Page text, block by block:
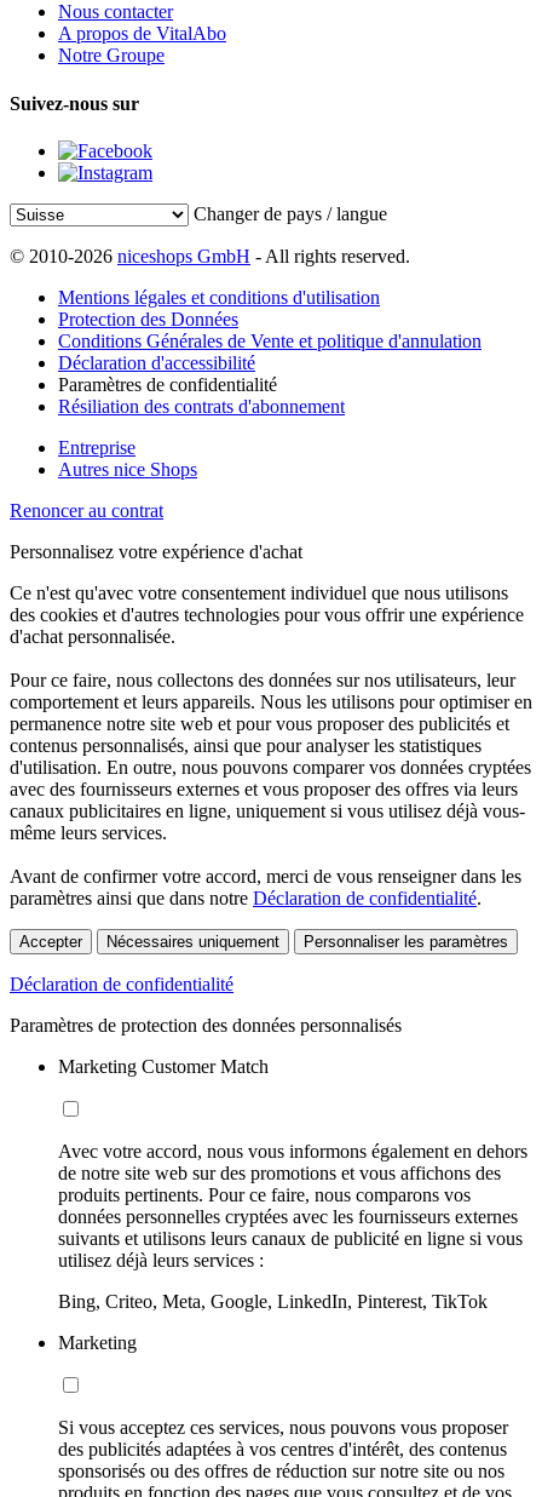
Nous contacter
A propos de VitalAbo
Notre Groupe
Suivez-nous sur
Changer de pays / langue
© 2010-2026 niceshops GmbH - All rights reserved.
Mentions légales et conditions d'utilisation
Protection des Données
Conditions Générales de Vente et politique d'annulation
Déclaration d'accessibilité
Paramètres de confidentialité
Résiliation des contrats d'abonnement
Entreprise
Autres nice Shops
Renoncer au contrat
Personnalisez votre expérience d'achat
Ce n'est qu'avec votre consentement individuel que nous utilisons
des cookies et d'autres technologies pour vous offrir une expérience
d'achat personnalisée.
Pour ce faire, nous collectons des données sur nos utilisateurs, leur
comportement et leurs appareils. Nous les utilisons pour optimiser en
permanence notre site web et pour vous proposer des publicités et
contenus personnalisés, ainsi que pour analyser les statistiques
d'utilisation. En outre, nous pouvons comparer vos données cryptées
avec des fournisseurs externes et vous proposer des offres via leurs
canaux publicitaires en ligne, uniquement si vous utilisez déjà vous-
même leurs services.
Avant de confirmer votre accord, merci de vous renseigner dans les
paramètres ainsi que dans notre Déclaration de confidentialité.
Accepter Nécessaires uniquement Personnaliser les paramètres
Déclaration de confidentialité
Paramètres de protection des données personnalisés
Marketing Customer Match
Avec votre accord, nous vous informons également en dehors
de notre site web sur des promotions et vous affichons des
produits pertinents. Pour ce faire, nous comparons vos
données personnelles cryptées avec les fournisseurs externes
suivants et utilisons leurs canaux de publicité en ligne si vous
utilisez déjà leurs services :
Bing, Criteo, Meta, Google, LinkedIn, Pinterest, TikTok
Marketing
Si vous acceptez ces services, nous pouvons vous proposer
des publicités adaptées à vos centres d'intérêt, des contenus
sponsorisés ou des offres de réduction sur notre site ou nos
produits en fonction des pages que vous consultez et de vos